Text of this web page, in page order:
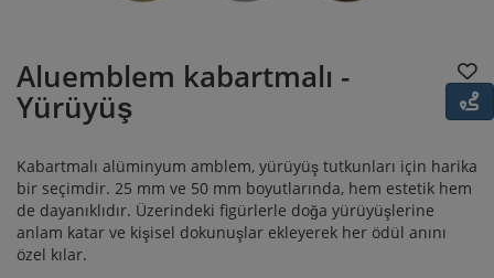
Aluemblem kabartmalı -
Yürüyüş
Kabartmalı alüminyum amblem, yürüyüş tutkunları için harika
bir seçimdir. 25 mm ve 50 mm boyutlarında, hem estetik hem
de dayanıklıdır. Üzerindeki figürlerle doğa yürüyüşlerine
anlam katar ve kişisel dokunuşlar ekleyerek her ödül anını
özel kılar.